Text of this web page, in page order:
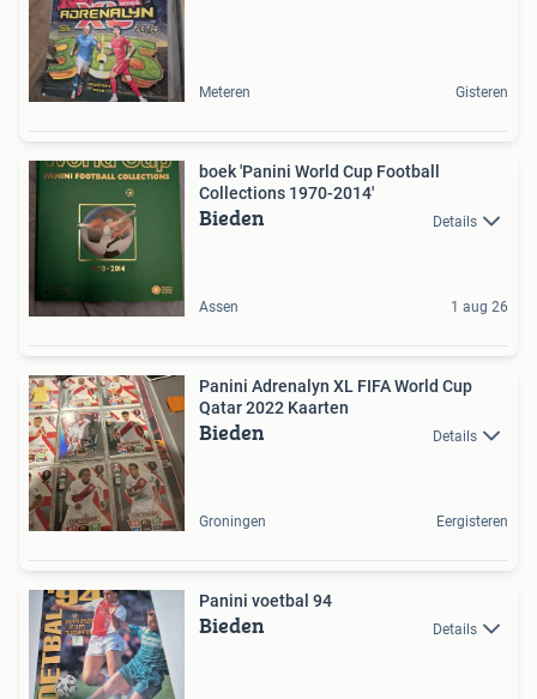
Meteren Gisteren
boek 'Panini World Cup Football
Collections 1970-2014'
Bieden Details
Assen 1 aug 26
Panini Adrenalyn XL FIFA World Cup
Qatar 2022 Kaarten
Bieden Details
Groningen Eergisteren
Panini voetbal 94
Bieden Details